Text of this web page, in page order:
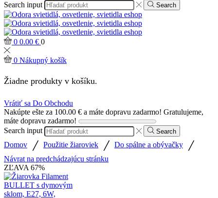
Search input
Search
0 0.00 € 0
0 Nákupný košík
Žiadne produkty v košíku.
Vrátiť sa Do Obchodu
Nakúpte ešte za 100.00 € a máte dopravu zadarmo! Gratulujeme,
máte dopravu zadarmo!
Search input
Search
Domov / Použitie žiaroviek / Do spálne a obývačky /
Návrat na predchádzajúcu stránku
ZĽAVA 67%